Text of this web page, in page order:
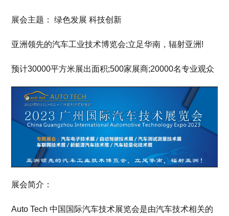
展会主题： 绿色发展 科技创新
亚洲领先的汽车工业技术博览会;立足华南，辐射亚洲!
预计30000平方米展出面积;500家展商;20000名专业观众
展会简介：
Auto Tech 中国国际汽车技术展览会是由汽车技术相关的